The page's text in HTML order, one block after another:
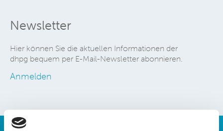
Newsletter
Hier können Sie die aktuellen Informationen der
dhpg bequem per E-Mail-Newsletter abonnieren.
Anmelden